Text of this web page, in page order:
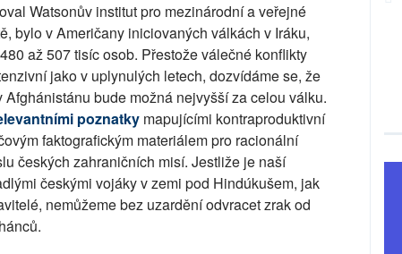
Watsonův institut pro mezinárodní a veřejné
bylo v Američany iniciovaných válkách v Iráku,
až 507 tisíc osob. Přestože válečné konflikty
jako v uplynulých letech, dozvídáme se, že
bude možná nejvyšší za celou válku.
poznatky mapujícími kontraproduktivní
faktografickým materiálem pro racionální
českých zahraničních misí. Jestliže je naší
českými vojáky v zemi pod Hindúkušem, jak
nemůžeme bez uzardění odvracet zrak od